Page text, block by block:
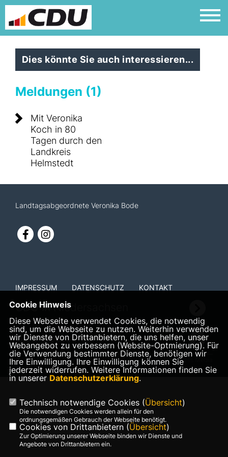
Dies könnte Sie auch interessieren...
Meldungen (1)
Mit Veronika
Koch in 80
Tagen durch den
Landkreis
Helmstedt
Landtagsabgeordnete Veronika Bode
IMPRESSUM DATENSCHUTZ KONTAKT
CDU in Niedersachsen
CDU Deutschlands
©2026 Veronika Bode
Alle Rechte vorbehalten.
Realisation: Sharkness Media
GmbH & Co. KG
Cookie Hinweis
Diese Webseite verwendet Cookies, die notwendig
sind, um die Webseite zu nutzen. Weiterhin verwenden
wir Dienste von Drittanbietern, die uns helfen, unser
Webangebot zu verbessern (Website-Optmierung). Für
die Verwendung bestimmter Dienste, benötigen wir
Ihre Einwilligung. Ihre Einwilligung können Sie
jederzeit widerrufen. Weitere Informationen finden Sie
in unserer Datenschutzerklärung.
Technisch notwendige Cookies (Übersicht)
Die notwendigen Cookies werden allein für den
ordnungsgemäßen Gebrauch der Webseite benötigt.
Cookies von Drittanbietern (Übersicht)
Zur Optimierung unserer Webseite binden wir Dienste und
Angebote von Drittanbietern ein.